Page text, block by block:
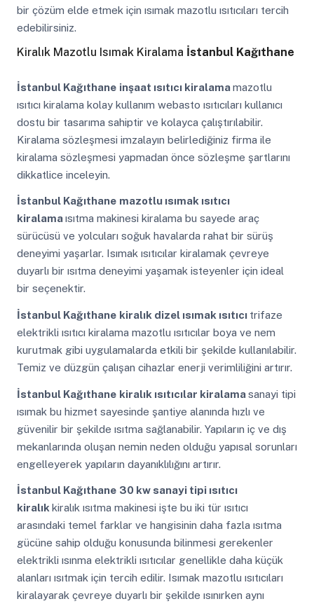
bir çözüm elde etmek için ısımak mazotlu ısıtıcıları tercih
edebilirsiniz.
Kiralık Mazotlu Isımak Kiralama İstanbul Kağıthane
İstanbul Kağıthane inşaat ısıtıcı kiralamamazotlu
ısıtıcı kiralama kolay kullanım webasto ısıtıcıları kullanıcı
dostu bir tasarıma sahiptir ve kolayca çalıştırılabilir.
Kiralama sözleşmesi imzalayın belirlediğiniz firma ile
kiralama sözleşmesi yapmadan önce sözleşme şartlarını
dikkatlice inceleyin.
İstanbul Kağıthane mazotlu ısımak ısıtıcı
kiralamaısıtma makinesi kiralama bu sayede araç
sürücüsü ve yolcuları soğuk havalarda rahat bir sürüş
deneyimi yaşarlar. Isımak ısıtıcılar kiralamak çevreye
duyarlı bir ısıtma deneyimi yaşamak isteyenler için ideal
bir seçenektir.
İstanbul Kağıthane kiralık dizel ısımak ısıtıcı trifaze
elektrikli ısıtıcı kiralama mazotlu ısıtıcılar boya ve nem
kurutmak gibi uygulamalarda etkili bir şekilde kullanılabilir.
Temiz ve düzgün çalışan cihazlar enerji verimliliğini artırır.
İstanbul Kağıthane kiralık ısıtıcılar kiralamasanayi tipi
ısımak bu hizmet sayesinde şantiye alanında hızlı ve
güvenilir bir şekilde ısıtma sağlanabilir. Yapıların iç ve dış
mekanlarında oluşan nemin neden olduğu yapısal sorunları
engelleyerek yapıların dayanıklılığını artırır.
İstanbul Kağıthane 30 kw sanayi tipi ısıtıcı
kiralık kiralık ısıtma makinesi işte bu iki tür ısıtıcı
arasındaki temel farklar ve hangisinin daha fazla ısıtma
gücüne sahip olduğu konusunda bilinmesi gerekenler
elektrikli ısınma elektrikli ısıtıcılar genellikle daha küçük
alanları ısıtmak için tercih edilir. Isımak mazotlu ısıtıcıları
kiralayarak çevreye duyarlı bir şekilde ısınırken aynı